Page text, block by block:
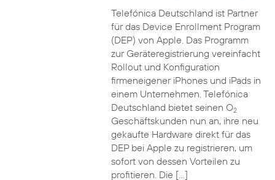
Telefónica Deutschland ist Partner
für das Device Enrollment Program
(DEP) von Apple. Das Programm
zur Geräteregistrierung vereinfacht
Rollout und Konfiguration
firmeneigener iPhones und iPads in
einem Unternehmen. Telefónica
Deutschland bietet seinen O2
Geschäftskunden nun an, ihre neu
gekaufte Hardware direkt für das
DEP bei Apple zu registrieren, um
sofort von dessen Vorteilen zu
profitieren. Die […]